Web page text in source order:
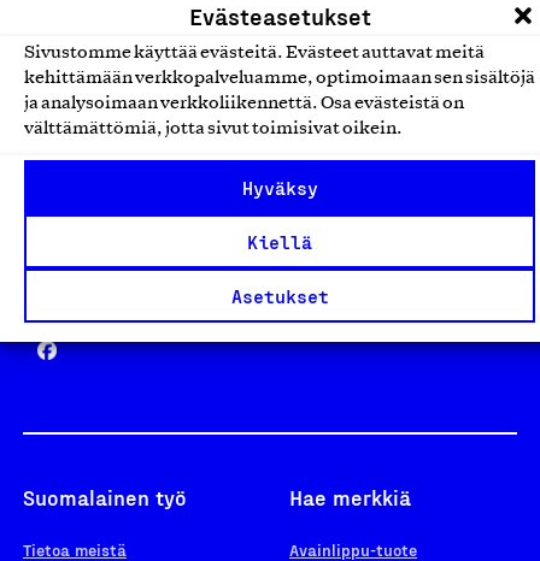
Evästeasetukset
Sivustomme käyttää evästeitä. Evästeet auttavat meitä
kehittämään verkkopalveluamme, optimoimaan sen sisältöjä
ja analysoimaan verkkoliikennettä. Osa evästeistä on
välttämättömiä, jotta sivut toimisivat oikein.
Hyväksy
Kiellä
Asetukset
Avainlippu
Yhteiskunnallinen Yritys -merkki
Suomalainen työ
Tietoa meistä
Hae merkkiä
Avainlippu-tuote